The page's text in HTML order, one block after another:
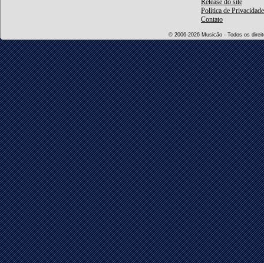
Release do site
Política de Privacidade
Contato
© 2006-2026 Musicão - Todos os